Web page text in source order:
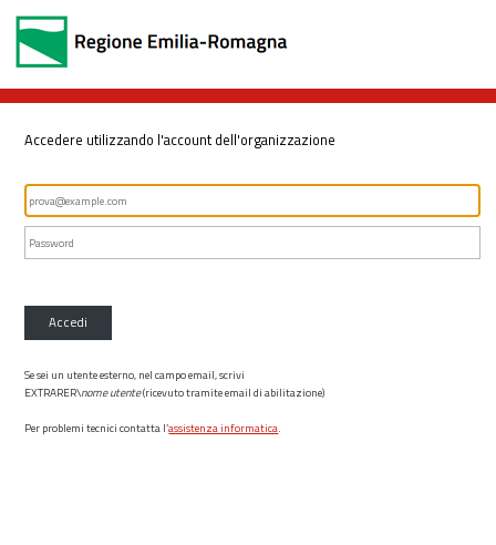
Accedere utilizzando l'account dell'organizzazione
Accedi
Se sei un utente esterno, nel campo email, scrivi
EXTRARER\nome utente(ricevuto tramite email di abilitazione)
Per problemi tecnici contatta l’assistenza informatica.